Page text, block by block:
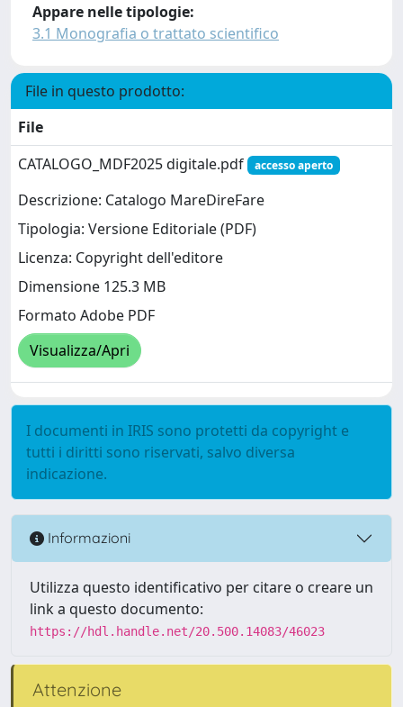
Appare nelle tipologie:
3.1 Monografia o trattato scientifico
File in questo prodotto:
File
CATALOGO_MDF2025 digitale.pdf
accesso aperto
Descrizione: Catalogo MareDireFare
Tipologia: Versione Editoriale (PDF)
Licenza: Copyright dell'editore
Dimensione 125.3 MB
Formato Adobe PDF
Visualizza/Apri
I documenti in IRIS sono protetti da copyright e
tutti i diritti sono riservati, salvo diversa
indicazione.
Informazioni
Utilizza questo identificativo per citare o creare un
link a questo documento:
https://hdl.handle.net/20.500.14083/46023
Attenzione